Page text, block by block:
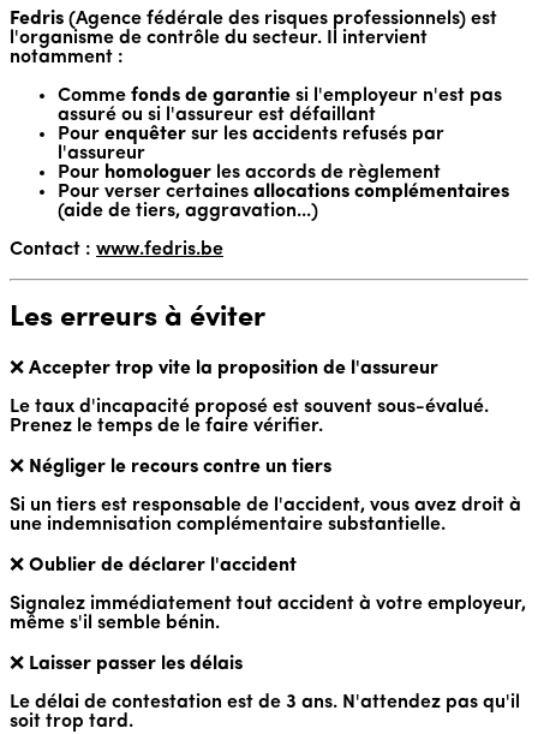
Fedris (Agence fédérale des risques professionnels) est
l'organisme de contrôle du secteur. Il intervient
notamment :
Comme fonds de garantie si l'employeur n'est pas
assuré ou si l'assureur est défaillant
Pour enquêter sur les accidents refusés par
l'assureur
Pour homologuer les accords de règlement
Pour verser certaines allocations complémentaires
(aide de tiers, aggravation...)
Contact : www.fedris.be
Les erreurs à éviter
❌ Accepter trop vite la proposition de l'assureur
Le taux d'incapacité proposé est souvent sous-évalué.
Prenez le temps de le faire vérifier.
❌ Négliger le recours contre un tiers
Si un tiers est responsable de l'accident, vous avez droit à
une indemnisation complémentaire substantielle.
❌ Oublier de déclarer l'accident
Signalez immédiatement tout accident à votre employeur,
même s'il semble bénin.
❌ Laisser passer les délais
Le délai de contestation est de 3 ans. N'attendez pas qu'il
soit trop tard.